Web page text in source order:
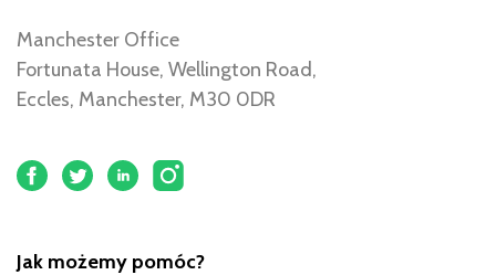
Manchester Office
Fortunata House, Wellington Road,
Eccles, Manchester, M30 0DR
Jak możemy pomóc?